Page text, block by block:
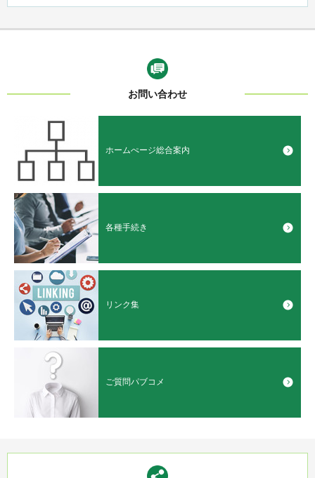
お問い合わせ
ホームぺージ総合案内
各種手続き
リンク集
ご質問パブコメ